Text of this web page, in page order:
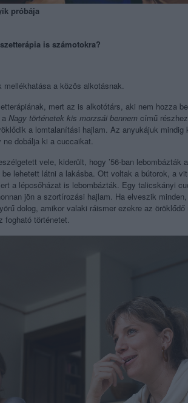
próbája
is számotokra?
a közös alkotásnak.
mert az is alkotótárs, aki nem hozza
Nagy történetek kis morzsái bennem című
a lomtalanítási hajlam. Az anyukájuk
dobálja ki a cuccaikat.
vele, kiderült, hogy ’56-ban lebombázták
lehetett látni a lakásba. Ott voltak a bútorok, a
a lépcsőházat is lebombázták. Egy talicskányi
jön a szortírozási hajlam. Ha elveszik
dolog, amikor valaki ráismer ezekre az
fogható történetet.